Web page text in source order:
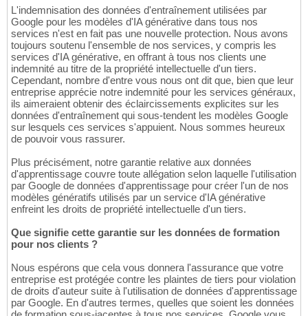
L'indemnisation des données d'entraînement utilisées par
Google pour les modèles d'IA générative dans tous nos
services n'est en fait pas une nouvelle protection. Nous avons
toujours soutenu l'ensemble de nos services, y compris les
services d'IA générative, en offrant à tous nos clients une
indemnité au titre de la propriété intellectuelle d'un tiers.
Cependant, nombre d'entre vous nous ont dit que, bien que leur
entreprise apprécie notre indemnité pour les services généraux,
ils aimeraient obtenir des éclaircissements explicites sur les
données d'entraînement qui sous-tendent les modèles Google
sur lesquels ces services s'appuient. Nous sommes heureux
de pouvoir vous rassurer.
Plus précisément, notre garantie relative aux données
d'apprentissage couvre toute allégation selon laquelle l'utilisation
par Google de données d'apprentissage pour créer l'un de nos
modèles génératifs utilisés par un service d'IA générative
enfreint les droits de propriété intellectuelle d'un tiers.
Que signifie cette garantie sur les données de formation
pour nos clients ?
Nous espérons que cela vous donnera l'assurance que votre
entreprise est protégée contre les plaintes de tiers pour violation
de droits d'auteur suite à l'utilisation de données d'apprentissage
par Google. En d'autres termes, quelles que soient les données